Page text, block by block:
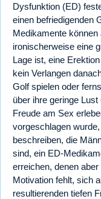
Dysfunktion (ED)
einen befriedigenden
Medikamente
ironischerweise eine
Lage ist, eine
kein Verlangen
Golf spielen oder
über ihre geringe
Freude am Sex
vorgeschlagen
beschreiben, die
sind, ein ED-
erreichen, denen
Motivation fehlt, sich
resultierenden tiefen